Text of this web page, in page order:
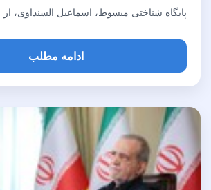
پایگاه شناختی مبسوط، اسماعیل السنداوی، از
ادامه مطلب